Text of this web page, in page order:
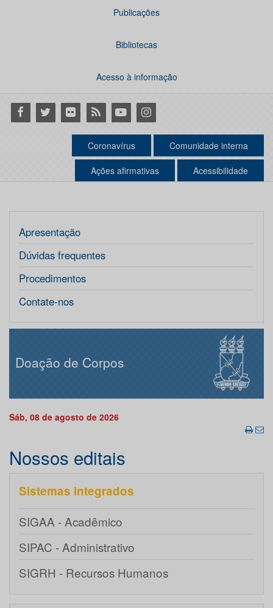
Publicações
Bibliotecas
Acesso à informação
Facebook
Twitter Flickr RSS YoutubeInstagram
Coronavírus Comunidade interna
Ações afirmativas Acessibilidade
Apresentação
Dúvidas frequentes
Procedimentos
Contate-nos
Doação de Corpos
Sáb, 08 de agosto de 2026
Nossos editais
Sistemas integrados
SIGAA - Acadêmico
SIPAC - Administrativo
SIGRH - Recursos Humanos